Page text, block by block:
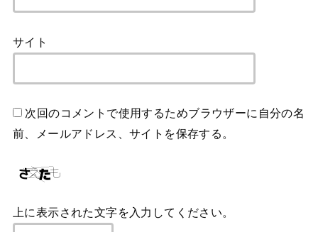
サイト
次回のコメントで使用するためブラウザーに自分の名
前、メールアドレス、サイトを保存する。
上に表示された文字を入力してください。